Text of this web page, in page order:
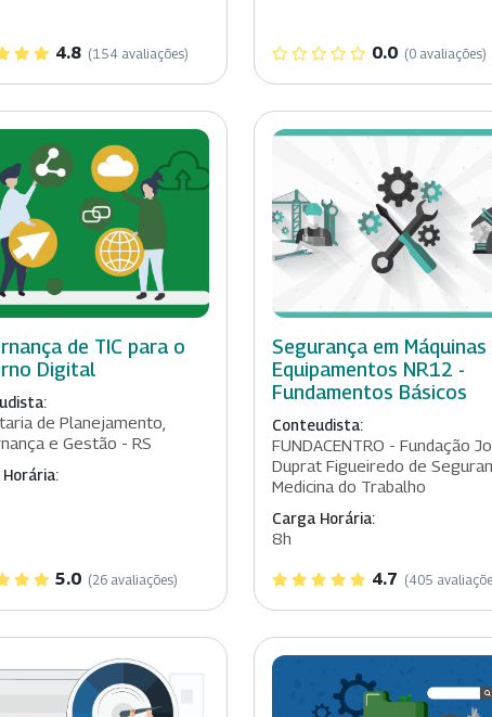
4.8 (154 avaliações) 0.0 (0 avaliações)
de TIC para o
Digital
de Planejamento,
e Gestão - RS
5.0 (26 avaliações)
Segurança em Máquinas
Equipamentos NR12 -
Fundamentos Básicos
Conteudista:
FUNDACENTRO - Fundação
Duprat Figueiredo de
Medicina do Trabalho
Carga Horária:
8h
4.7 (405